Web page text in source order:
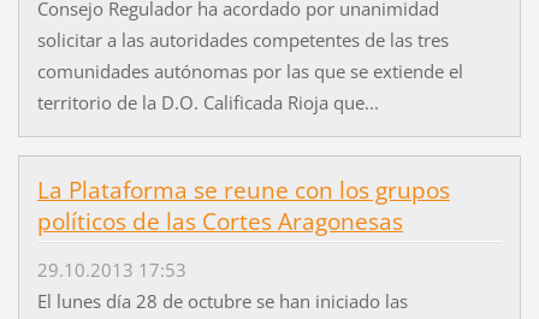
Consejo Regulador ha acordado por unanimidad
solicitar a las autoridades competentes de las tres
comunidades autónomas por las que se extiende el
territorio de la D.O. Calificada Rioja que...
La Plataforma se reune con los grupos
políticos de las Cortes Aragonesas
29.10.2013 17:53
El lunes día 28 de octubre se han iniciado las